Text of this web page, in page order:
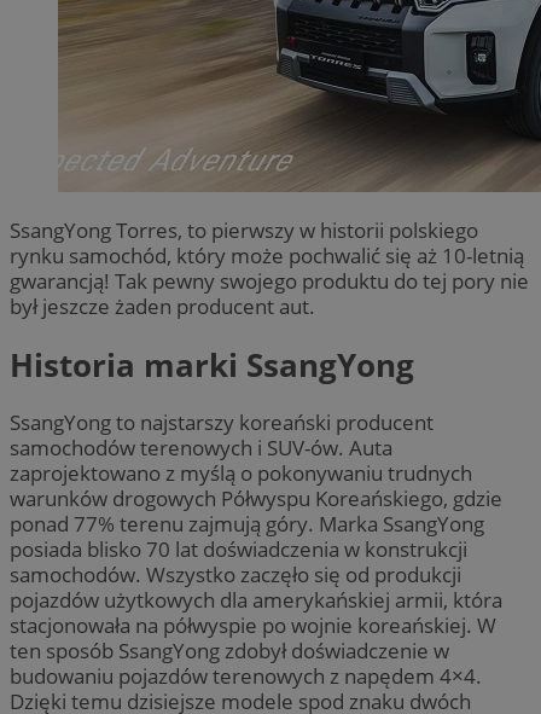
SsangYong Torres, to pierwszy w historii polskiego
rynku samochód, który może pochwalić się aż 10-letnią
gwarancją! Tak pewny swojego produktu do tej pory nie
był jeszcze żaden producent aut.
Historia marki SsangYong
SsangYong to najstarszy koreański producent
samochodów terenowych i SUV-ów. Auta
zaprojektowano z myślą o pokonywaniu trudnych
warunków drogowych Półwyspu Koreańskiego, gdzie
ponad 77% terenu zajmują góry. Marka SsangYong
posiada blisko 70 lat doświadczenia w konstrukcji
samochodów. Wszystko zaczęło się od produkcji
pojazdów użytkowych dla amerykańskiej armii, która
stacjonowała na półwyspie po wojnie koreańskiej. W
ten sposób SsangYong zdobył doświadczenie w
budowaniu pojazdów terenowych z napędem 4×4.
Dzięki temu dzisiejsze modele spod znaku dwóch